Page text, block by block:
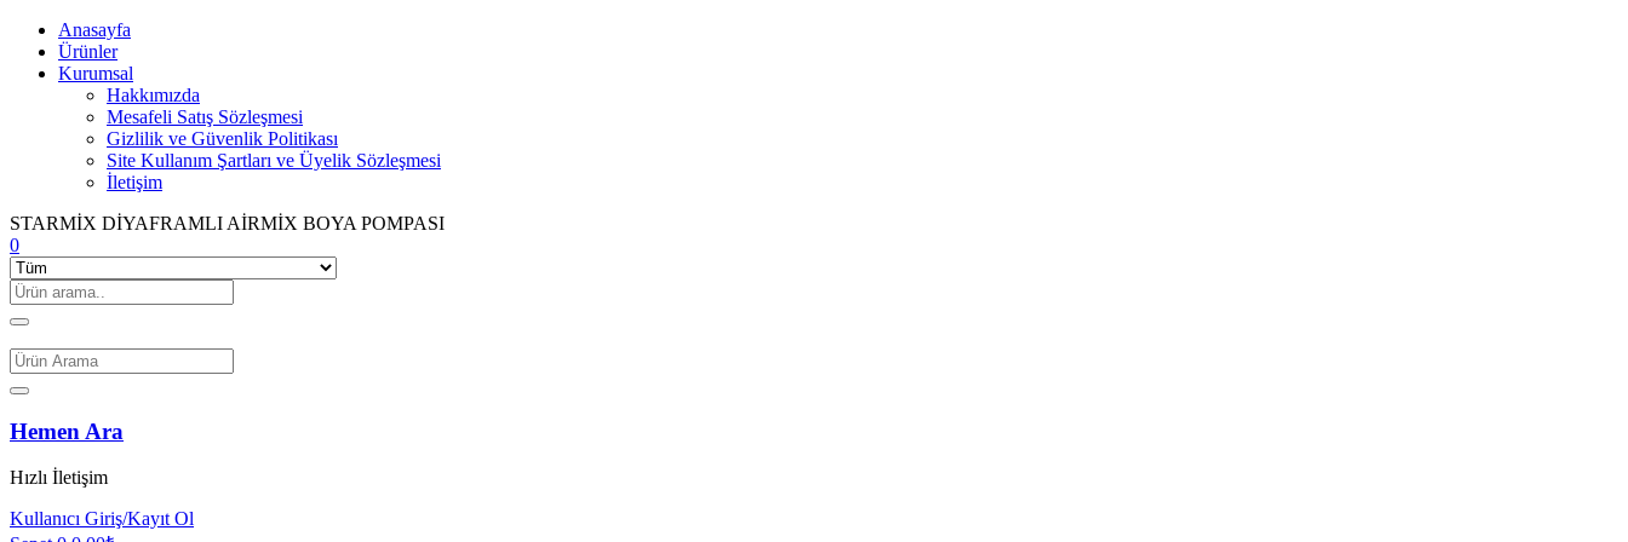
Anasayfa
Ürünler
Kurumsal
Hakkımızda
Mesafeli Satış Sözleşmesi
Gizlilik ve Güvenlik Politikası
Site Kullanım Şartları ve Üyelik Sözleşmesi
İletişim
STARMİX DİYAFRAMLI AİRMİX BOYA POMPASI
0
Hemen Ara
Hızlı İletişim
Kullanıcı Giriş/Kayıt Ol